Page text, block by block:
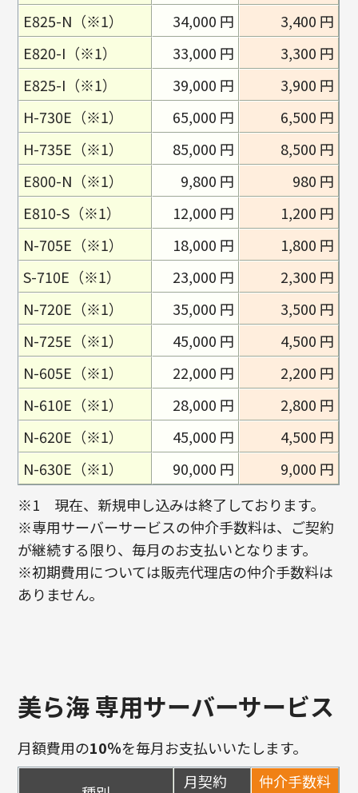
E825-N（※1）
34,000 円
3,400 円
E820-I（※1）
33,000 円
3,300 円
E825-I（※1）
39,000 円
3,900 円
H-730E（※1）
65,000 円
6,500 円
H-735E（※1）
85,000 円
8,500 円
E800-N（※1）
9,800 円
980 円
E810-S（※1）
12,000 円
1,200 円
N-705E（※1）
18,000 円
1,800 円
S-710E（※1）
23,000 円
2,300 円
N-720E（※1）
35,000 円
3,500 円
N-725E（※1）
45,000 円
4,500 円
N-605E（※1）
22,000 円
2,200 円
N-610E（※1）
28,000 円
2,800 円
N-620E（※1）
45,000 円
4,500 円
N-630E（※1）
90,000 円
9,000 円
※1 現在、新規申し込みは終了しております。
※専用サーバーサービスの仲介手数料は、ご契約
が継続する限り、毎月のお支払いとなります。
※初期費用については販売代理店の仲介手数料は
ありません。
美ら海 専用サーバーサービス
月額費用の10％を毎月お支払いいたします。
月契約 仲介手数料